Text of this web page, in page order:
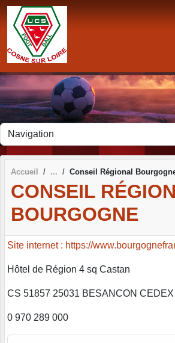
Accueil Conseil Régional
CONSEIL
BOURGOGNE
Site internet : https://
Hôtel de Région 4 sq Castan
CS 51857 25031 BESANCON CEDEX
0 970 289 000
Panneau de gestion des cookies